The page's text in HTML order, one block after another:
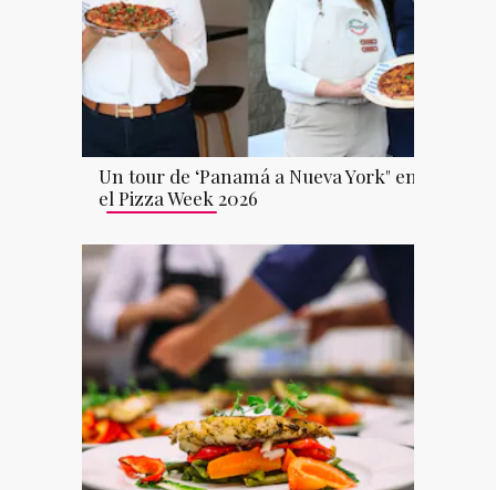
Un tour de ‘Panamá a Nueva York" en
el Pizza Week 2026